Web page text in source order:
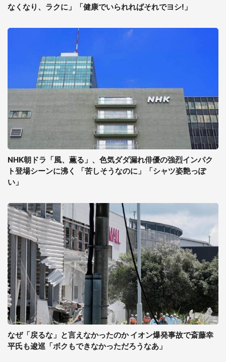
なくなり、ラクに」「健康でいられればそれでヨシ!」
NHK朝ドラ「風、薫る」、色気ダダ漏れ俳優の強烈インパク
ト登場シーンに沸く 「苦しそうなのに」「シャツ姿艶っぽ
い」
なぜ「戻るな」と言えなかったのか イオン爆発事故で斎藤幸
平氏も逡巡「ボクもできなかっただろうなあ」